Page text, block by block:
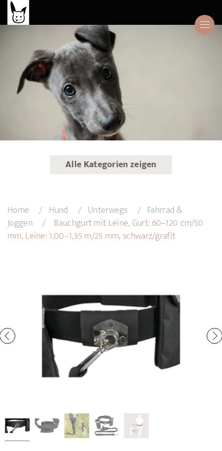
Alle Kategorien zeigen
Home Hund Unterwegs
Fahrrad &
Joggen
Bauchgurt mit Leine, Gurt: 60–120 cm/50
mm, Leine: 1,00–1,35 m/25 mm, schwarz/grafit